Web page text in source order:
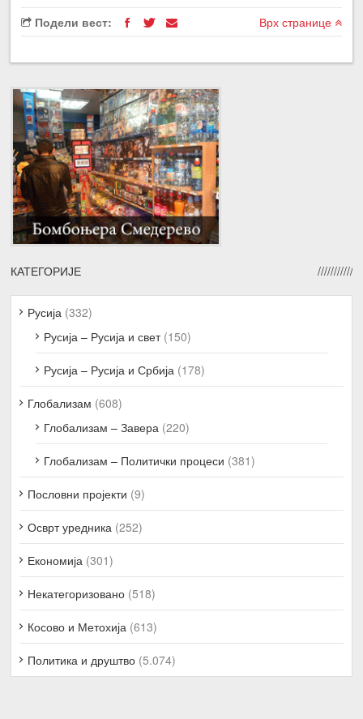
Подели вест: Врх странице
КАТЕГОРИЈЕ
Русија (332)
Русија – Русија и свет(150)
Русија – Русија и Србија (178)
Глобализам (608)
Глобализам – Завера (220)
Глобализам – Политички процеси (381)
Пословни пројекти (9)
Осврт уредника (252)
Економија (301)
Некатегоризовано (518)
Косово и Метохија (613)
Политика и друштво (5.074)